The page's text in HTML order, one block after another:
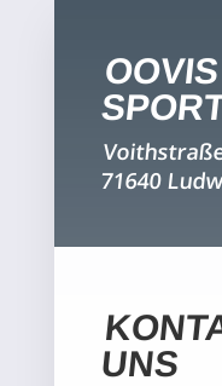
OOVIS
71640
UNS